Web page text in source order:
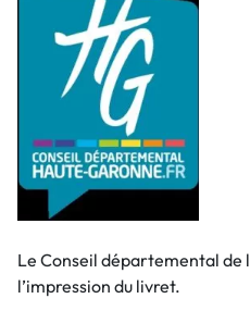
Le Conseil départemental de
l’impression du livret.